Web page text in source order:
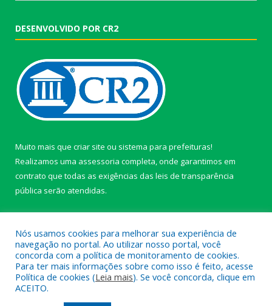
DESENVOLVIDO POR CR2
Muito mais que criar site ou sistema para prefeituras!
Realizamos uma assessoria completa, onde garantimos em
contrato que todas as exigências das leis de transparência
pública serão atendidas.
Todos os direitos reservados a câmara de Paragominas.
Nós usamos cookies para melhorar sua experiência de
navegação no portal. Ao utilizar nosso portal, você
concorda com a política de monitoramento de cookies.
Para ter mais informações sobre como isso é feito, acesse
Política de cookies (Leia mais). Se você concorda, clique em
ACEITO.